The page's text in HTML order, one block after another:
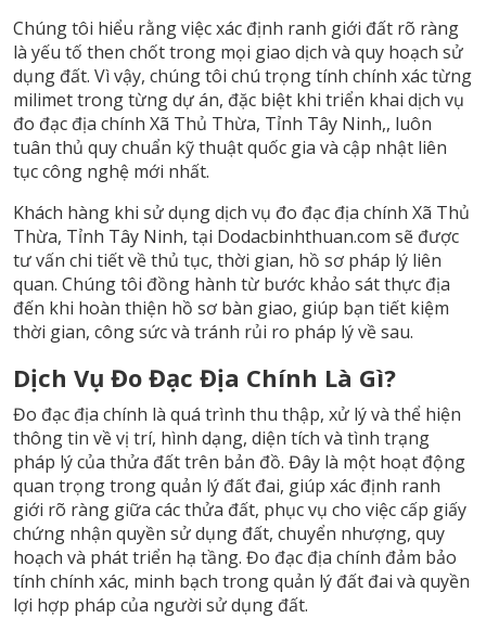
Chúng tôi hiểu rằng việc xác định ranh giới đất rõ ràng
là yếu tố then chốt trong mọi giao dịch và quy hoạch sử
dụng đất. Vì vậy, chúng tôi chú trọng tính chính xác từng
milimet trong từng dự án, đặc biệt khi triển khai dịch vụ
đo đạc địa chính Xã Thủ Thừa, Tỉnh Tây Ninh,, luôn
tuân thủ quy chuẩn kỹ thuật quốc gia và cập nhật liên
tục công nghệ mới nhất.
Khách hàng khi sử dụng dịch vụ đo đạc địa chính Xã Thủ
Thừa, Tỉnh Tây Ninh, tại Dodacbinhthuan.com sẽ được
tư vấn chi tiết về thủ tục, thời gian, hồ sơ pháp lý liên
quan. Chúng tôi đồng hành từ bước khảo sát thực địa
đến khi hoàn thiện hồ sơ bàn giao, giúp bạn tiết kiệm
thời gian, công sức và tránh rủi ro pháp lý về sau.
Dịch Vụ Đo Đạc Địa Chính Là Gì?
Đo đạc địa chính là quá trình thu thập, xử lý và thể hiện
thông tin về vị trí, hình dạng, diện tích và tình trạng
pháp lý của thửa đất trên bản đồ. Đây là một hoạt động
quan trọng trong quản lý đất đai, giúp xác định ranh
giới rõ ràng giữa các thửa đất, phục vụ cho việc cấp giấy
chứng nhận quyền sử dụng đất, chuyển nhượng, quy
hoạch và phát triển hạ tầng. Đo đạc địa chính đảm bảo
tính chính xác, minh bạch trong quản lý đất đai và quyền
lợi hợp pháp của người sử dụng đất.